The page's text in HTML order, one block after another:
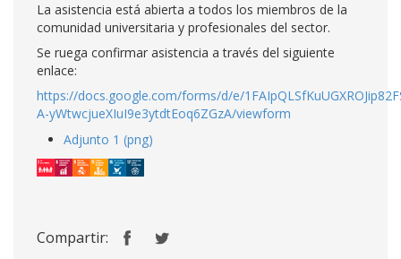
La asistencia está abierta a todos los miembros de la
comunidad universitaria y profesionales del sector.
Se ruega confirmar asistencia a través del siguiente
enlace:
https://docs.google.com/forms/d/e/
A-yWtwcjueXIuI9e3ytdtEoq6ZGzA/viewform
Adjunto 1 (png)
Compartir: